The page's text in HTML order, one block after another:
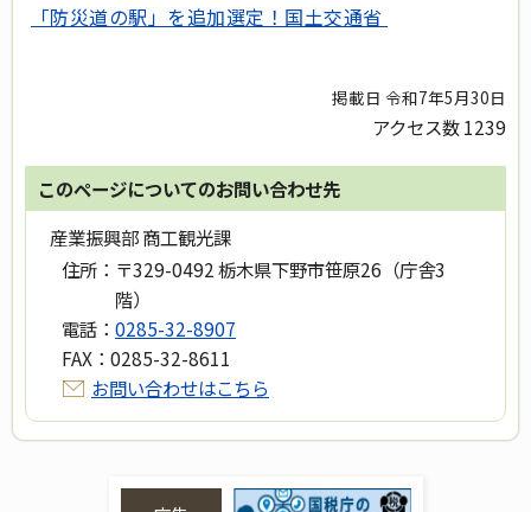
「防災道の駅」を追加選定！国土交通省
掲載日 令和7年5月30日
アクセス数1239
このページについてのお問い合わせ先
産業振興部 商工観光課
住所： 〒329-0492 栃木県下野市笹原26（庁舎3
階）
電話： 0285-32-8907
FAX： 0285-32-8611
お問い合わせはこちら